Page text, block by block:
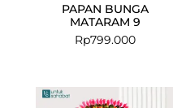
PAPAN BUNGA
MATARAM 9
Rp799.000